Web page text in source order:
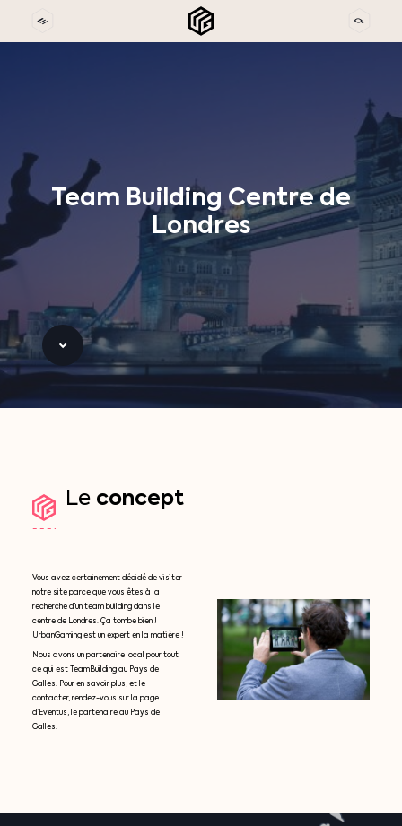
Team Building Centrede
Londres
Le concept
Vous avez certainement décidé de visiter
notre site parce que vous êtes à la
recherche d’un team building dans le
centre de Londres. Ça tombe bien !
UrbanGaming est un expert en la matière !
Nous avons un partenaire local pour tout
ce qui est TeamBuilding au Pays de
Galles. Pour en savoir plus, et le
contacter, rendez-vous sur la page
d’Eventus, le partenaire au Pays de
Galles.